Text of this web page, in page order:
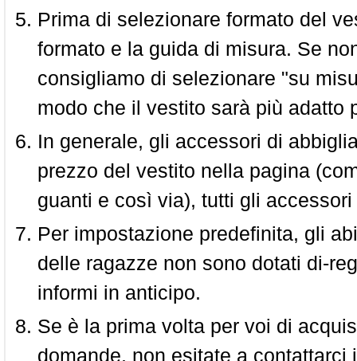
Prima di selezionare formato del
formato e la guida di misura. Se
consigliamo di selezionare "su
modo che il vestito sarà più adatto
In generale, gli accessori di
prezzo del vestito nella pagina
guanti e così via), tutti gli
Per impostazione predefinita, gli
delle ragazze non sono dotati di-
informi in anticipo.
Se è la prima volta per voi di
domande, non esitate a